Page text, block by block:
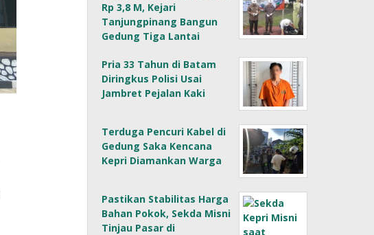
Rp 3,8 M, Kejari
Tanjungpinang Bangun
Gedung Tiga Lantai
Pria 33 Tahun di Batam
Diringkus Polisi Usai
Jambret Pejalan Kaki
Terduga Pencuri Kabel di
Gedung Saka Kencana
Kepri Diamankan Warga
Pastikan Stabilitas Harga
Bahan Pokok, Sekda Misni
Tinjau Pasar di